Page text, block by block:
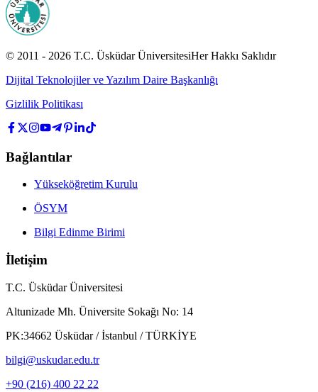
© 2011 - 2026 T.C. Üsküdar ÜniversitesiHer Hakkı Saklıdır
Dijital Teknolojiler ve Yazılım Daire Başkanlığı
Gizlilik Politikası
Bağlantılar
Yükseköğretim Kurulu
ÖSYM
Bilgi Edinme Birimi
İletişim
T.C. Üsküdar Üniversitesi
Altunizade Mh. Üniversite Sokağı No: 14
PK:34662 Üsküdar / İstanbul / TÜRKİYE
bilgi@uskudar.edu.tr
+90 (216) 400 22 22